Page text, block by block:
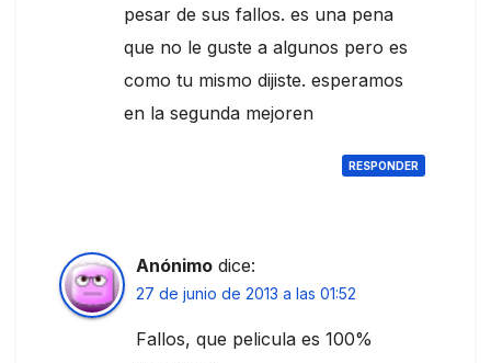
pesar de sus fallos. es una pena
que no le guste a algunos pero es
como tu mismo dijiste. esperamos
en la segunda mejoren
RESPONDER
Anónimo dice:
27 de junio de 2013 a las 01:52
Fallos, que pelicula es 100%